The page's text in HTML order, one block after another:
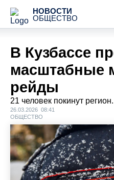
НОВОСТИ
ОБЩЕСТВО
В Кузбассе
масштабные
рейды
21 человек покинут регион.
26.03.2026 08:41
ОБЩЕСТВО